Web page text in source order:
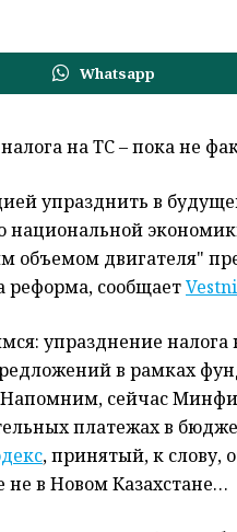
Whatsapp
на ТС – пока не
упразднить в
национальной
объемом двигателя"
реформа, сообщает
упразднение
в рамках
сейчас
платежах в
, принятый, к слову,
не в Новом Казахстане…